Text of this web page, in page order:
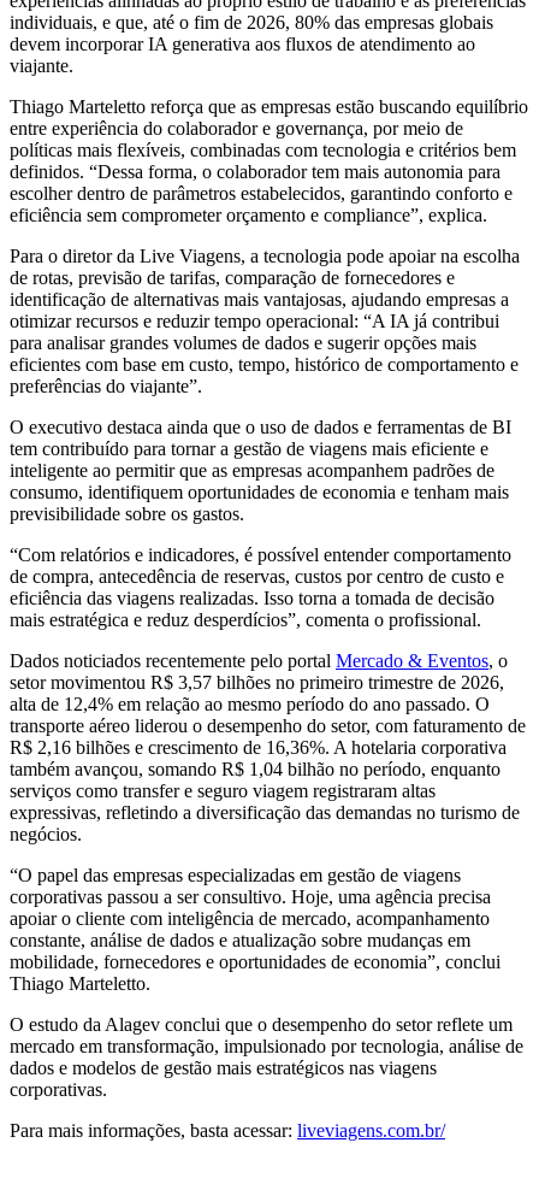
individuais, e que, até o fim de 2026, 80% das empresas globais
devem incorporar IA generativa aos fluxos de atendimento ao
viajante.
Thiago Marteletto reforça que as empresas estão buscando equilíbrio
entre experiência do colaborador e governança, por meio de
políticas mais flexíveis, combinadas com tecnologia e critérios bem
definidos. “Dessa forma, o colaborador tem mais autonomia para
escolher dentro de parâmetros estabelecidos, garantindo conforto e
eficiência sem comprometer orçamento e compliance”, explica.
Para o diretor da Live Viagens, a tecnologia pode apoiar na escolha
de rotas, previsão de tarifas, comparação de fornecedores e
identificação de alternativas mais vantajosas, ajudando empresas a
otimizar recursos e reduzir tempo operacional: “A IA já contribui
para analisar grandes volumes de dados e sugerir opções mais
eficientes com base em custo, tempo, histórico de comportamento e
preferências do viajante”.
O executivo destaca ainda que o uso de dados e ferramentas de BI
tem contribuído para tornar a gestão de viagens mais eficiente e
inteligente ao permitir que as empresas acompanhem padrões de
consumo, identifiquem oportunidades de economia e tenham mais
previsibilidade sobre os gastos.
“Com relatórios e indicadores, é possível entender comportamento
de compra, antecedência de reservas, custos por centro de custo e
eficiência das viagens realizadas. Isso torna a tomada de decisão
mais estratégica e reduz desperdícios”, comenta o profissional.
Dados noticiados recentemente pelo portal Mercado & Eventos, o
setor movimentou R$ 3,57 bilhões no primeiro trimestre de 2026,
alta de 12,4% em relação ao mesmo período do ano passado. O
transporte aéreo liderou o desempenho do setor, com faturamento de
R$ 2,16 bilhões e crescimento de 16,36%. A hotelaria corporativa
também avançou, somando R$ 1,04 bilhão no período, enquanto
serviços como transfer e seguro viagem registraram altas
expressivas, refletindo a diversificação das demandas no turismo de
negócios.
“O papel das empresas especializadas em gestão de viagens
corporativas passou a ser consultivo. Hoje, uma agência precisa
apoiar o cliente com inteligência de mercado, acompanhamento
constante, análise de dados e atualização sobre mudanças em
mobilidade, fornecedores e oportunidades de economia”, conclui
Thiago Marteletto.
O estudo da Alagev conclui que o desempenho do setor reflete um
mercado em transformação, impulsionado por tecnologia, análise de
dados e modelos de gestão mais estratégicos nas viagens
corporativas.
Para mais informações, basta acessar: liveviagens.com.br/